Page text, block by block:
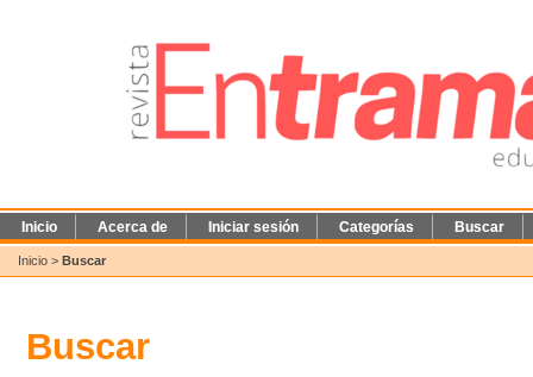
Inicio Acerca de Iniciar sesión Categorías Buscar
Inicio > Buscar
Buscar